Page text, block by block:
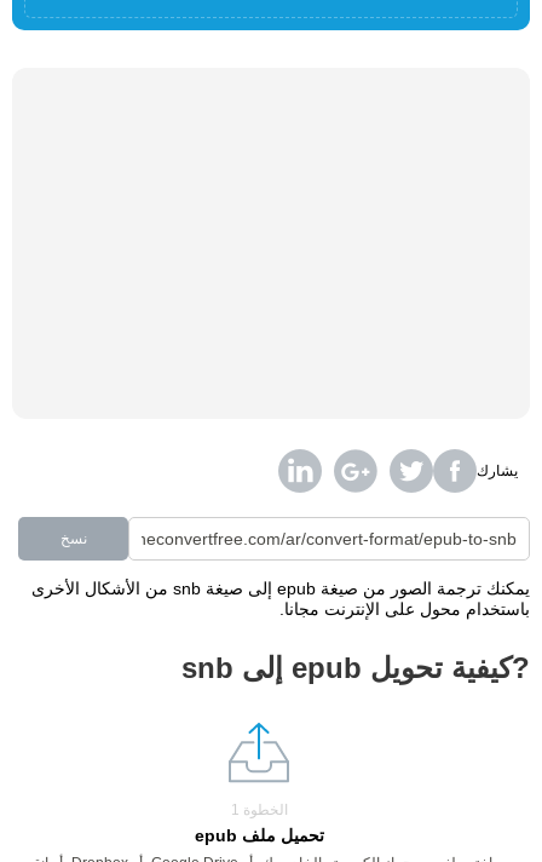
يشارك
نسخ
يمكنك ترجمة الصور من صيغة epub إلى صيغة snb من الأشكال الأخرى
باستخدام محول على الإنترنت مجانا.
?كيفية تحويل epub إلى snb
الخطوة 1
تحميل ملف epub